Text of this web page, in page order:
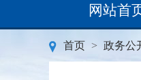
网站首
首页 > 政务公